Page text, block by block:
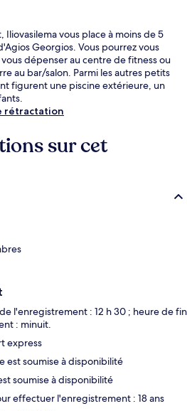
vous place à moins de 5
Georgios. Vous pourrez vous
dépenser au centre de fitness ou
au bar/salon. Parmi les autres petits
figurent une piscine extérieure, un
rétractation
sur cet
l'enregistrement : 12 h 30 ; heure de fin
: minuit.
express
est soumise à disponibilité
soumise à disponibilité
effectuer l'enregistrement : 18 ans